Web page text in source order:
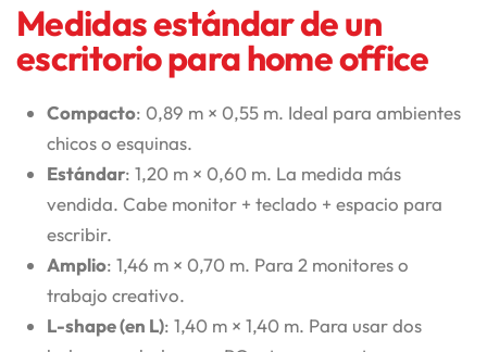
Medidas estándar de un
escritorio para home office
Compacto: 0,89 m × 0,55 m. Ideal para ambientes
chicos o esquinas.
Estándar: 1,20 m × 0,60 m. La medida más
vendida. Cabe monitor + teclado + espacio para
escribir.
Amplio: 1,46 m × 0,70 m. Para 2 monitores o
trabajo creativo.
L-shape (en L): 1,40 m × 1,40 m. Para usar dos